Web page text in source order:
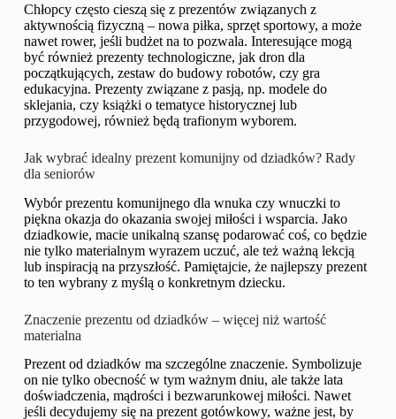
Chłopcy często cieszą się z prezentów związanych z
aktywnością fizyczną – nowa piłka, sprzęt sportowy, a może
nawet rower, jeśli budżet na to pozwala. Interesujące mogą
być również prezenty technologiczne, jak dron dla
początkujących, zestaw do budowy robotów, czy gra
edukacyjna. Prezenty związane z pasją, np. modele do
sklejania, czy książki o tematyce historycznej lub
przygodowej, również będą trafionym wyborem.
Jak wybrać idealny prezent komunijny od dziadków? Rady
dla seniorów
Wybór prezentu komunijnego dla wnuka czy wnuczki to
piękna okazja do okazania swojej miłości i wsparcia. Jako
dziadkowie, macie unikalną szansę podarować coś, co będzie
nie tylko materialnym wyrazem uczuć, ale też ważną lekcją
lub inspiracją na przyszłość. Pamiętajcie, że najlepszy prezent
to ten wybrany z myślą o konkretnym dziecku.
Znaczenie prezentu od dziadków – więcej niż wartość
materialna
Prezent od dziadków ma szczególne znaczenie. Symbolizuje
on nie tylko obecność w tym ważnym dniu, ale także lata
doświadczenia, mądrości i bezwarunkowej miłości. Nawet
jeśli decydujemy się na prezent gotówkowy, ważne jest, by